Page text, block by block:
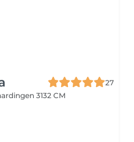
27
3132 CM